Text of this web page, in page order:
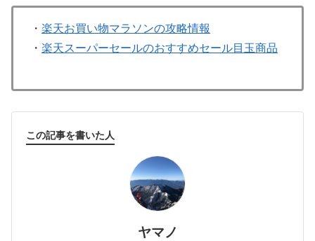
・ 楽天お買い物マラソンの攻略情報
・ 楽天スーパーセールのおすすめセール目玉商品
この記事を書いた人
ヤマノ